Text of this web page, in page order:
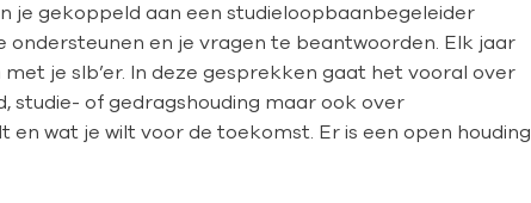
je gekoppeld aan een studieloopbaanbegeleider
ondersteunen en je vragen te beantwoorden. Elk jaar
je slb’er. In deze gesprekken gaat het vooral over
studie- of gedragshouding maar ook over
en wat je wilt voor de toekomst. Er is een open houding